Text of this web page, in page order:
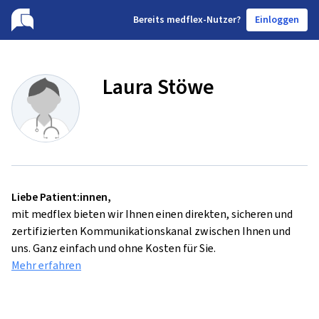
Bereits medflex-Nutzer? Einloggen
Laura Stöwe
Liebe Patient:innen,
mit medflex bieten wir Ihnen einen direkten, sicheren und
zertifizierten Kommunikationskanal zwischen Ihnen und
uns. Ganz einfach und ohne Kosten für Sie.
Mehr erfahren